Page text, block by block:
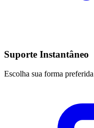
Suporte Instantâneo
Escolha sua forma